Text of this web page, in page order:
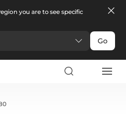
you are to see specific
Go